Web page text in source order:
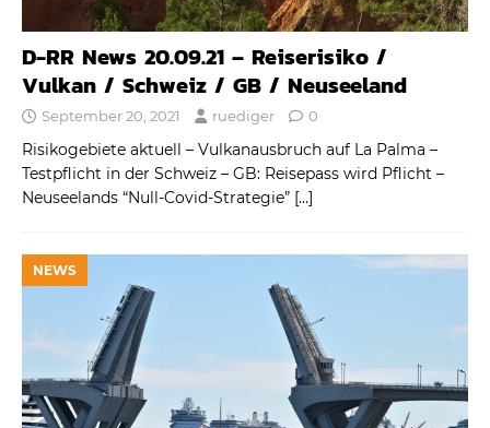
D-RR News 20.09.21 – Reiserisiko /
Vulkan / Schweiz / GB / Neuseeland
September 20, 2021 ruediger 0
Risikogebiete aktuell – Vulkanausbruch auf La Palma –
Testpflicht in der Schweiz – GB: Reisepass wird Pflicht –
Neuseelands “Null-Covid-Strategie” […]
NEWS